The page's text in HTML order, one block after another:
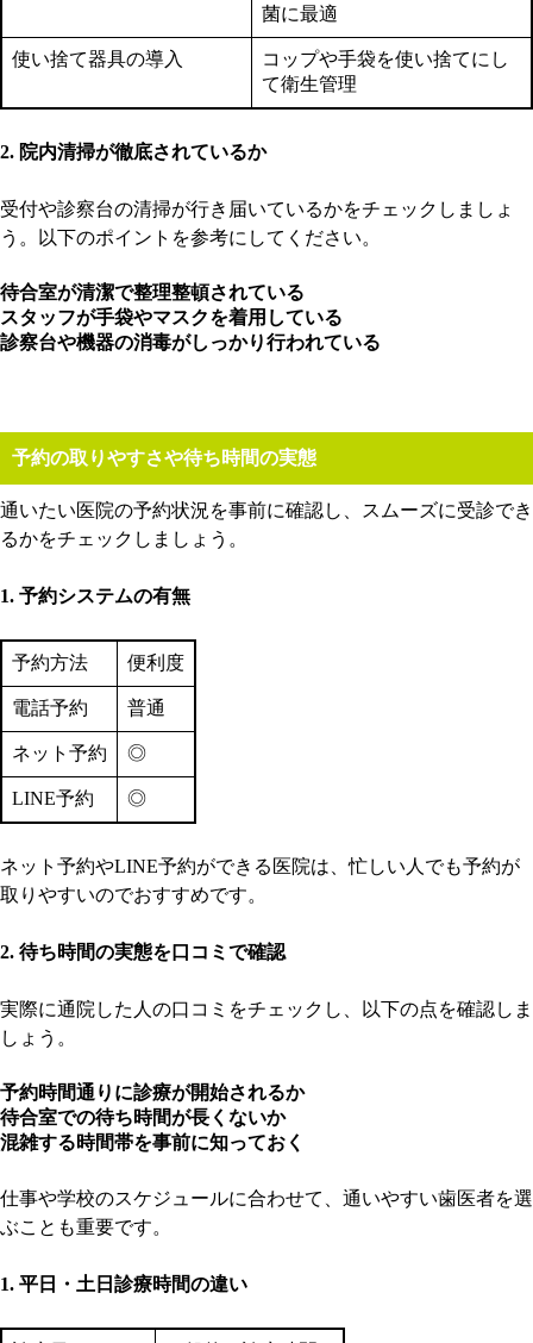
菌に最適
使い捨て器具の導入
コップや手袋を使い捨てにし
て衛生管理
2. 院内清掃が徹底されているか
受付や診察台の清掃が行き届いているかをチェックしましょ
う。以下のポイントを参考にしてください。
待合室が清潔で整理整頓されている
スタッフが手袋やマスクを着用している
診察台や機器の消毒がしっかり行われている
予約の取りやすさや待ち時間の実態
通いたい医院の予約状況を事前に確認し、スムーズに受診でき
るかをチェックしましょう。
1. 予約システムの有無
予約方法 便利度
電話予約 普通
ネット予約 ◎
LINE予約 ◎
ネット予約やLINE予約ができる医院は、忙しい人でも予約が
取りやすいのでおすすめです。
2. 待ち時間の実態を口コミで確認
実際に通院した人の口コミをチェックし、以下の点を確認しま
しょう。
予約時間通りに診療が開始されるか
待合室での待ち時間が長くないか
混雑する時間帯を事前に知っておく
仕事や学校のスケジュールに合わせて、通いやすい歯医者を選
ぶことも重要です。
1. 平日・土日診療時間の違い